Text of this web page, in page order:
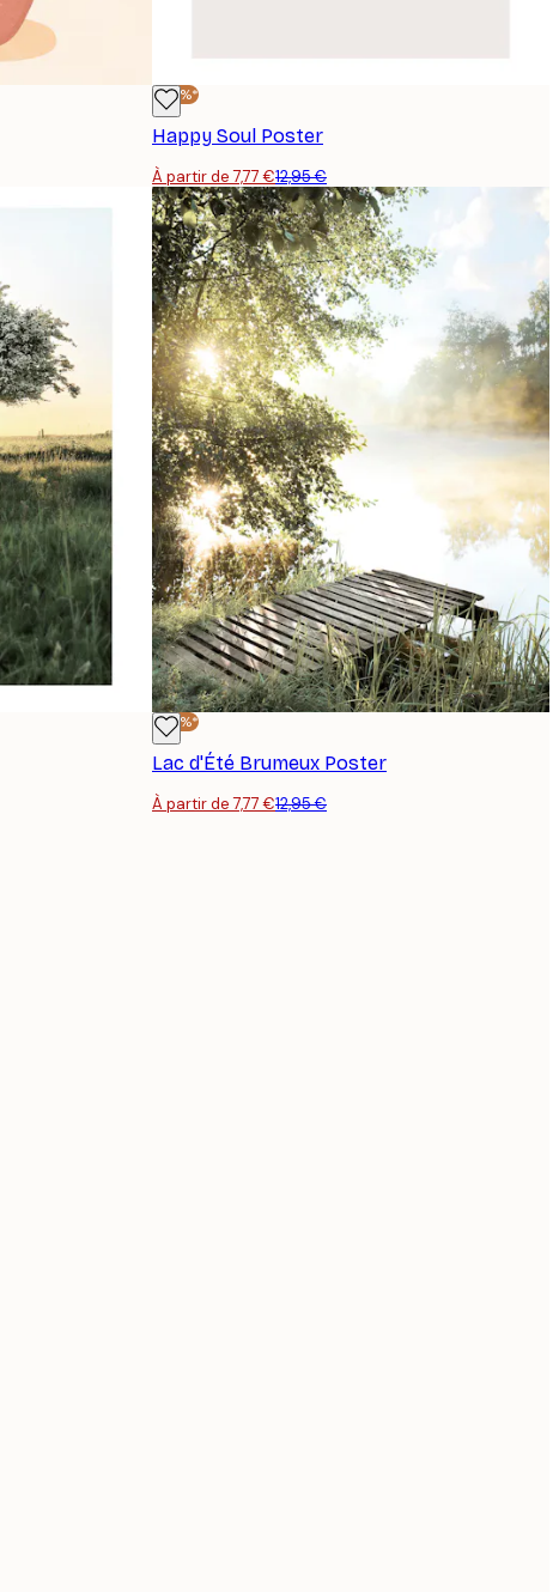
-40%*
Happy Soul Poster
À partir de 7,77 €12,95 €
-40%*
Lac d'Été Brumeux Poster
À partir de 7,77 €12,95 €